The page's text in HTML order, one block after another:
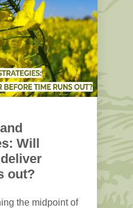
Will
out?
the midpoint of